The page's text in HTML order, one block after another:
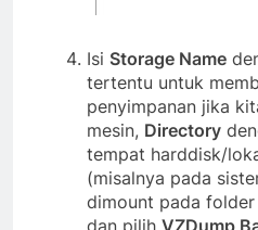
Isi Storage Name
tertentu untuk
penyimpanan jika
mesin, Directory
tempat harddisk/
(misalnya pada
dimount pada